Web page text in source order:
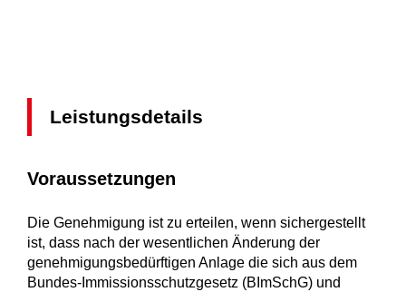
Leistungsdetails
Voraussetzungen
Die Genehmigung ist zu erteilen, wenn sichergestellt
ist, dass nach der wesentlichen Änderung der
genehmigungsbedürftigen Anlage die sich aus dem
Bundes-Immissionsschutzgesetz (BImSchG) und